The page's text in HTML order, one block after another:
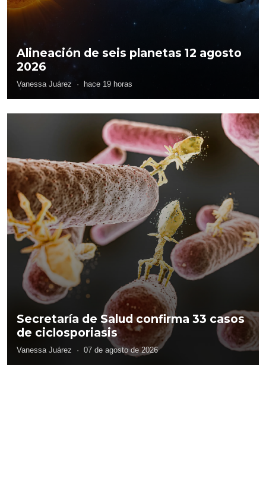
Alineación de seis planetas 12 agosto
2026
Vanessa Juárez · hace 19 horas
Secretaría de Salud confirma 33 casos
de ciclosporiasis
Vanessa Juárez · 07 de agosto de 2026